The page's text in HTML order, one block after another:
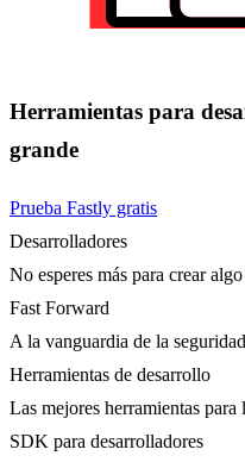
Herramientas para
grande
Prueba Fastly gratis
Desarrolladores
No esperes más para crear
Fast Forward
A la vanguardia de la
Herramientas de desarrollo
Las mejores herramientas para
SDK para desarrolladores